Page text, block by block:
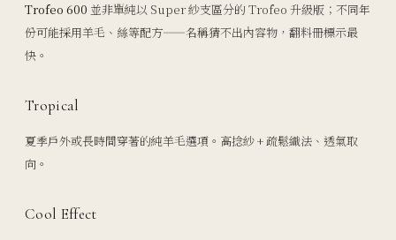
Trofeo 600 並非單純以 Super 紗支區分的 Trofeo 升級版；不同年
份可能採用羊毛、絲等配方——名稱猜不出內容物，翻料冊標示最
快。
Tropical
夏季戶外或長時間穿著的純羊毛選項。高捻紗 + 疏鬆織法、透氣取
向。
Cool Effect